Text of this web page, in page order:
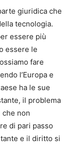
giuridica che
tecnologia.
essere più
essere le
fare
l’Europa e
ha le sue
il problema
non
di pari passo
e il diritto si